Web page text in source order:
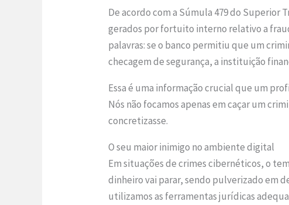
De acordo com a Súmula 479 do
gerados por fortuito interno relativo a
palavras: se o banco permitiu que um
checagem de segurança, a instituição
Essa é uma informação crucial que um
Nós não focamos apenas em caçar um
concretizasse.
O seu maior inimigo no ambiente digital
Em situações de crimes cibernéticos, o
dinheiro vai parar, sendo pulverizado em
utilizamos as ferramentas jurídicas